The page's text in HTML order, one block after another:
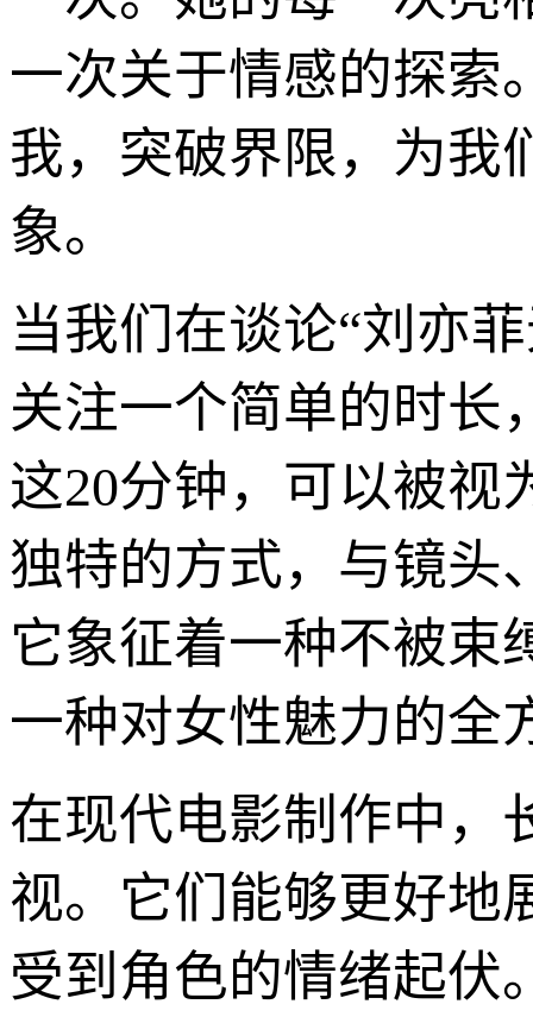
一次关于情感的探索
我，突破界限，为我
象。
当我们在谈论“刘亦
关注一个简单的时长
这20分钟，可以被视
独特的方式，与镜头
它象征着一种不被束
一种对女性魅力的全
在现代电影制作中，
视。它们能够更好地
受到角色的情绪起伏